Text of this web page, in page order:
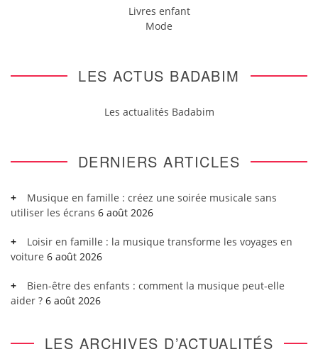
Livres enfant
Mode
LES ACTUS BADABIM
Les actualités Badabim
DERNIERS ARTICLES
Musique en famille : créez une soirée musicale sans
utiliser les écrans 6 août 2026
Loisir en famille : la musique transforme les voyages en
voiture 6 août 2026
Bien-être des enfants : comment la musique peut-elle
aider ? 6 août 2026
LES ARCHIVES D’ACTUALITÉS